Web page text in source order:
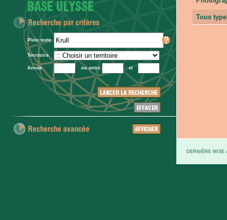
Plein texte
Territoire
Année ou entre et
Tous
DERNIÈRE MISE